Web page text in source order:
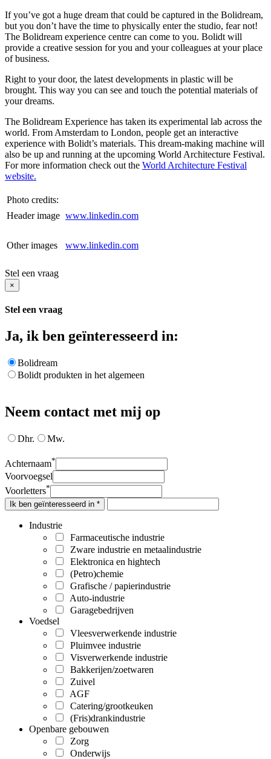
If you’ve got a huge dream that could be captured in the Bolidream,
but you don’t have the time to physically enter the studio, fear not!
The Bolidream experience centre can come to you. Bolidt will
provide a creative session for you and your colleagues at your place
of business.
Right to your door, the latest developments in plastic will be
brought. This way you can see and touch the potential materials of
your dreams.
The Bolidream Experience has taken its experimental lab across the
world. From Amsterdam to London, people get an interactive
experience with Bolidt’s materials. This dream-making machine will
also be up and running at the upcoming World Architecture Festival.
For more information check out the World Architecture Festival
website.
Photo credits:
Header image www.linkedin.com
Other images www.linkedin.com
Stel een vraag
×
Stel een vraag
Ja, ik ben geïnteresseerd in:
Bolidream
Bolidt produkten in het algemeen
Neem contact met mij op
Dhr. Mw.
Achternaam*
Voorvoegsel
Voorletters*
Ik ben geïnteresseerd in *
Industrie
Farmaceutische industrie
Zware industrie en metaalindustrie
Elektronica en hightech
(Petro)chemie
Grafische / papierindustrie
Auto-industrie
Garagebedrijven
Voedsel
Vleesverwerkende industrie
Pluimvee industrie
Visverwerkende industrie
Bakkerijen/zoetwaren
Zuivel
AGF
Catering/grootkeuken
(Fris)drankindustrie
Openbare gebouwen
Zorg
Onderwijs